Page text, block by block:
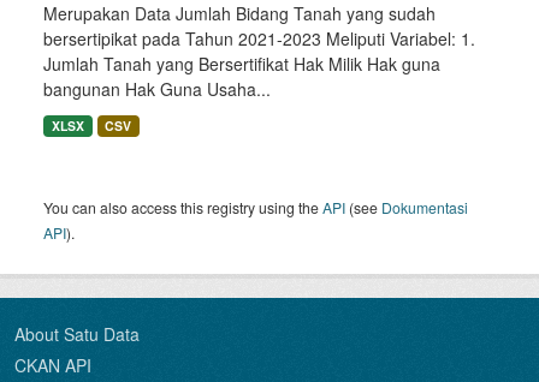
Merupakan Data Jumlah Bidang Tanah yang sudah
bersertipikat pada Tahun 2021-2023 Meliputi Variabel: 1.
Jumlah Tanah yang Bersertifikat Hak Milik Hak guna
bangunan Hak Guna Usaha...
XLSX CSV
You can also access this registry using theAPI (see Dokumentasi
API).
About Satu Data
CKAN API